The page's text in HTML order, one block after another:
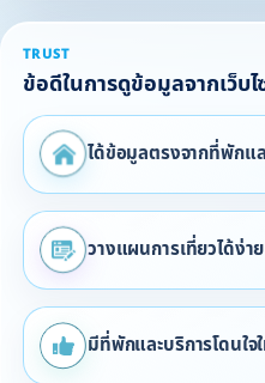
TRUST
ข้อดีในการดูข้อมูลจากเว็บไ
ได้ข้อมูลตรงจากที่พักแ
วางแผนการเที่ยวได้ง่า
มีที่พักและบริการโดนใจ